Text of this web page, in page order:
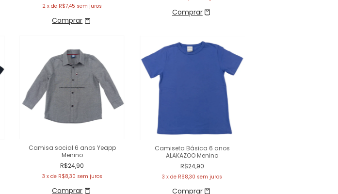
2 x de R$7,45 sem juros
Camisa social 6 anos Yeapp
Menino
R$24,90
3 x de R$8,30 sem juros
Camiseta Básica 6 anos
ALAKAZOO Menino
R$24,90
3 x de R$8,30 sem juros